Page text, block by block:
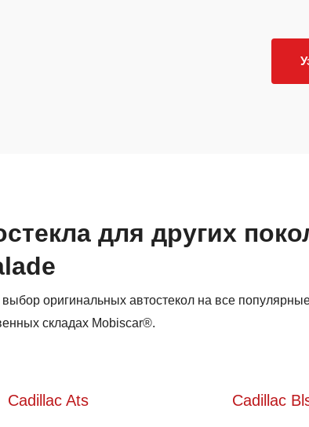
для других
оригинальных автостекол на все
складах Mobiscar®.
Cadillac Ats Cadillac